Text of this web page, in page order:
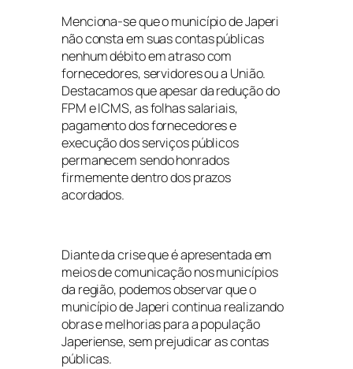
Menciona-se que o município de Japeri
não consta em suas contas públicas
nenhum débito em atraso com
fornecedores, servidores ou a União.
Destacamos que apesar da redução do
FPM e ICMS, as folhas salariais,
pagamento dos fornecedores e
execução dos serviços públicos
permanecem sendo honrados
firmemente dentro dos prazos
acordados.
Diante da crise que é apresentada em
meios de comunicação nos municípios
da região, podemos observar que o
município de Japeri continua realizando
obras e melhorias para a população
Japeriense, sem prejudicar as contas
públicas.